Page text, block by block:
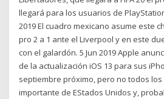
llegará para los usuarios de
2019 El cuadro mexicano asume este
pro 2 a 1 ante el Liverpool y en este
con el galardón. 5 Jun 2019 Apple
de la actualización iOS 13 para sus
septiembre próximo, pero no todos
importante de EStados Unidos y,